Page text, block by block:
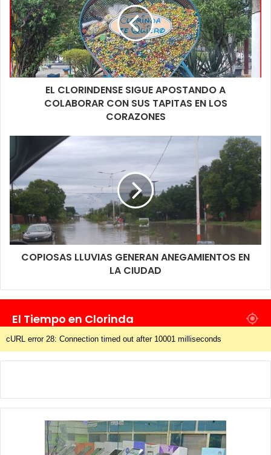
EL CLORINDENSE SIGUE APOSTANDO A
COLABORAR CON SUS TAPITAS EN LOS
CORAZONES
COPIOSAS LLUVIAS GENERAN ANEGAMIENTOS EN
LA CIUDAD
El Tiempo en Clorinda
cURL error 28: Connection timed out after 10001 milliseconds